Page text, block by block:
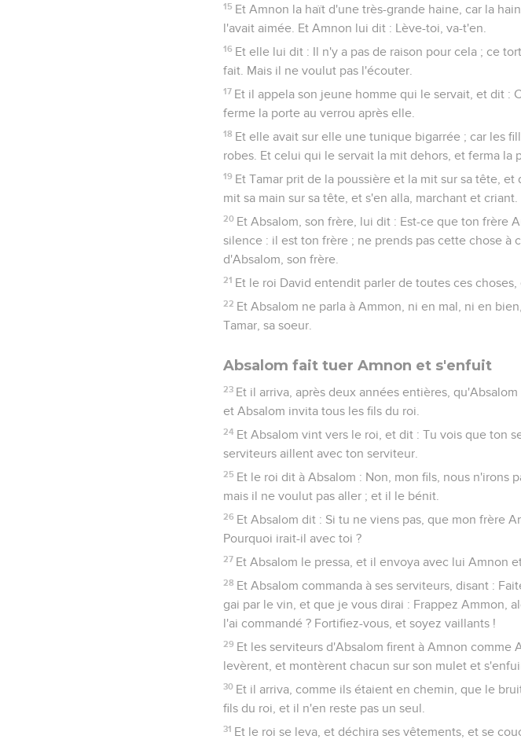
15 Et Amnon la haït d'une très-grande haine, car la
l'avait aimée. Et Amnon lui dit : Lève-toi, va-t'en.
16 Et elle lui dit : Il n'y a pas de raison pour cela ; ce
fait. Mais il ne voulut pas l'écouter.
17 Et il appela son jeune homme qui le servait, et dit :
ferme la porte au verrou après elle.
18 Et elle avait sur elle une tunique bigarrée ; car les
robes. Et celui qui le servait la mit dehors, et ferma la
19 Et Tamar prit de la poussière et la mit sur sa tête,
mit sa main sur sa tête, et s'en alla, marchant et criant.
20 Et Absalom, son frère, lui dit : Est-ce que ton frère
silence : il est ton frère ; ne prends pas cette chose à
d'Absalom, son frère.
21 Et le roi David entendit parler de toutes ces
22 Et Absalom ne parla à Ammon, ni en mal, ni en
Tamar, sa soeur.
Absalom fait tuer Amnon et s'enfuit
23 Et il arriva, après deux années entières,
et Absalom invita tous les fils du roi.
24 Et Absalom vint vers le roi, et dit : Tu vois que ton
serviteurs aillent avec ton serviteur.
25 Et le roi dit à Absalom : Non, mon fils, nous n'irons
mais il ne voulut pas aller ; et il le bénit.
26 Et Absalom dit : Si tu ne viens pas, que mon frère
Pourquoi irait-il avec toi ?
27 Et Absalom le pressa, et il envoya avec lui Amnon
28 Et Absalom commanda à ses serviteurs, disant :
gai par le vin, et que je vous dirai : Frappez Ammon,
l'ai commandé ? Fortifiez-vous, et soyez vaillants !
29 Et les serviteurs d'Absalom firent à Amnon comme
levèrent, et montèrent chacun sur son mulet et
30 Et il arriva, comme ils étaient en chemin, que le
fils du roi, et il n'en reste pas un seul.
31 Et le roi se leva, et déchira ses vêtements, et se